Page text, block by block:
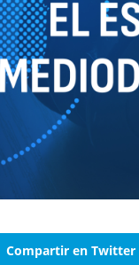
Compartir en Twitter